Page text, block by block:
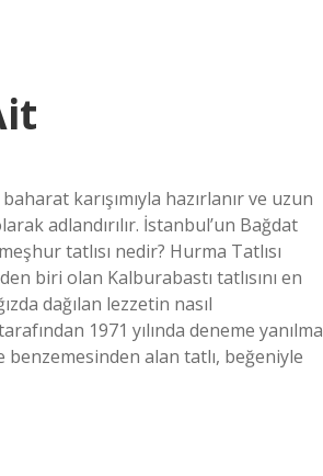
karışımıyla hazırlanır ve uzun
adlandırılır. İstanbul’un Bağdat
tatlısı nedir? Hurma Tatlısı
biri olan Kalburabastı tatlısını en
dağılan lezzetin nasıl
1971 yılında deneme yanılma
benzemesinden alan tatlı, beğeniyle